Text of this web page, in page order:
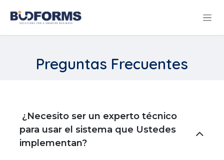
Preguntas Frecuentes​
¿Necesito ser un experto técnico
para usar el sistema que Ustedes
implementan?